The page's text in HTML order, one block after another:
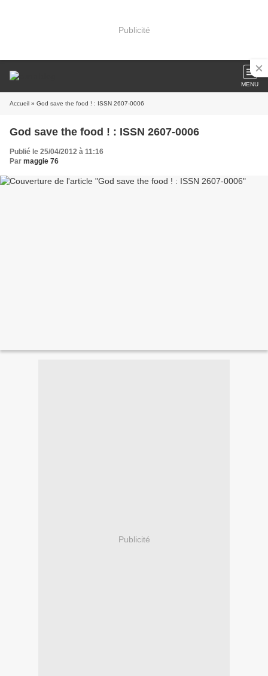
Publicité
MENU
Accueil » God save the food ! : ISSN 2607-0006
God save the food ! : ISSN 2607-0006
Publié le 25/04/2012 à 11:16
Par maggie 76
Publicité